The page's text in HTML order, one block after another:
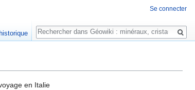
en Italie
Se connecter
Rechercher